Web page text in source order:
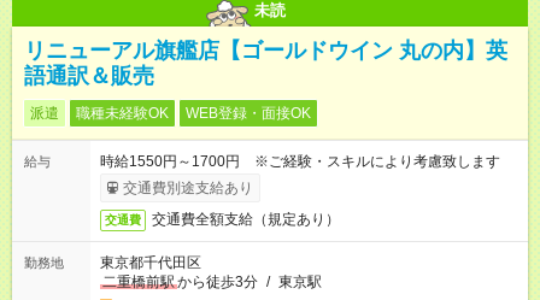
未読
リニューアル旗艦店【ゴールドウイン 丸の内】英
語通訳＆販売
派遣 職種未経験OK WEB登録・面接OK
給与
時給1550円～1700円 ※ご経験・スキルにより考慮致します
交通費別途支給あり
交通費 交通費全額支給（規定あり）
勤務地
東京都千代田区
二重橋前駅から徒歩3分 / 東京駅